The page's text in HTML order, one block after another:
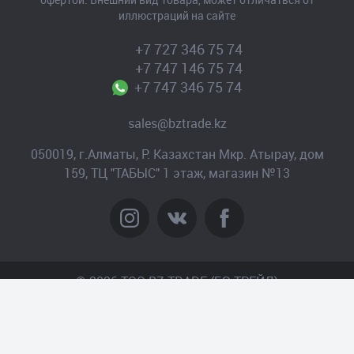
+7 727 346 75 74
+7 747 146 75 74
+7 747 346 75 74
sales@bztrade.kz
050019, г.Алматы, Р. Казахстан Мкр. Атырау, дом
159, ТЦ "ТАБЫС" 1 этаж, магазин №13
иллюстраций на сайте
© 2026 TOO BZ-TRADE (БЗ-ТРЕЙД)